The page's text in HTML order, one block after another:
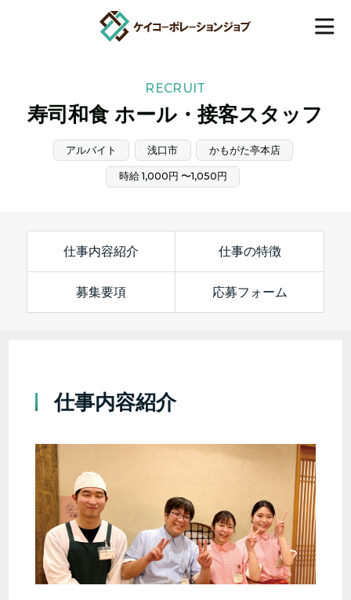
RECRUIT
寿司和食 ホール・接客スタッフ
アルバイト 浅口市 かもがた亭本店
時給 1,000円 〜1,050円
仕事内容紹介 仕事の特徴
募集要項 応募フォーム
仕事内容紹介